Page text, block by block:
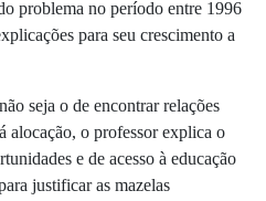
problema no período entre 1996
para seu crescimento a
seja o de encontrar relações
alocação, o professor explica o
e de acesso à educação
justificar as mazelas